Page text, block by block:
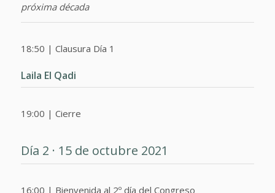
próxima década
18:50 | Clausura Día 1
Laila El Qadi
19:00 | Cierre
Día 2 · 15 de octubre 2021
16:00 | Bienvenida al 2º día del Congreso